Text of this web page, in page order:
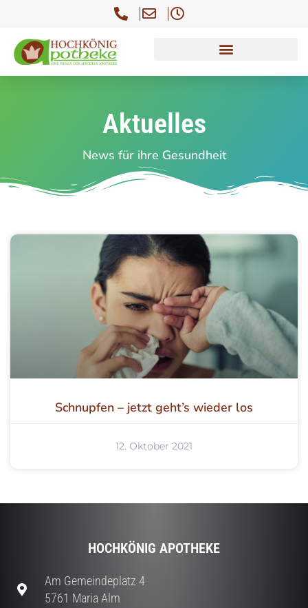
Aktuelles
News für ihre Gesundheit
Schnupfen – jetzt geht’s wieder los
12. Oktober 2021
HOCHKÖNIG APOTHEKE
Am Gemeindeplatz 4
5761 Maria Alm